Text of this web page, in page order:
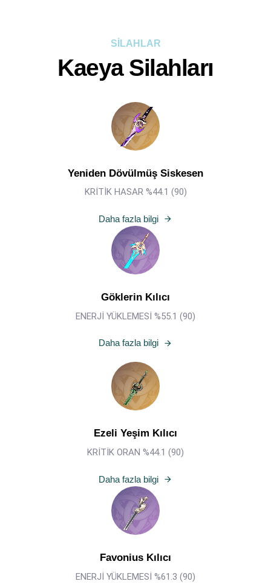
SİLAHLAR
Kaeya Silahları
Yeniden Dövülmüş Siskesen
KRİTİK HASAR %44.1 (90)
Daha fazla bilgi
Göklerin Kılıcı
ENERJİ YÜKLEMESİ %55.1 (90)
Daha fazla bilgi
Ezeli Yeşim Kılıcı
KRİTİK ORAN %44.1 (90)
Daha fazla bilgi
Favonius Kılıcı
ENERJİ YÜKLEMESİ %61.3 (90)